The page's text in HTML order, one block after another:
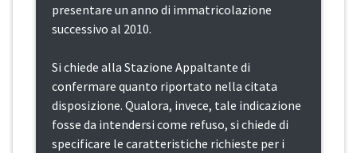
presentare un anno di immatricolazione
successivo al 2010.
Si chiede alla Stazione Appaltante di
confermare quanto riportato nella citata
disposizione. Qualora, invece, tale indicazione
fosse da intendersi come refuso, si chiede di
specificare le caratteristiche richieste per i